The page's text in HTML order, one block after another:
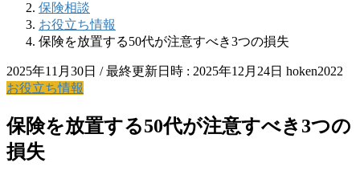
保険相談
お役立ち情報
保険を放置する50代が注意すべき3つの損失
2025年11月30日 / 最終更新日時 : 2025年12月24日 hoken2022
お役立ち情報
保険を放置する50代が注意すべき3つの
損失